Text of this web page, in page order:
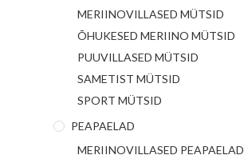
MERIINOVILLASED MÜTSID
ÕHUKESED MERIINO MÜTSID
PUUVILLASED MÜTSID
SAMETIST MÜTSID
SPORT MÜTSID
PEAPAELAD
MERIINOVILLASED PEAPAELAD